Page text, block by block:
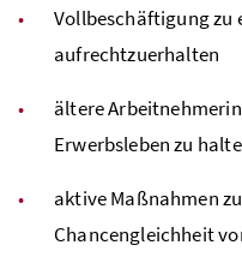
Vollbeschäftigung zu
aufrechtzuerhalten
ältere
Erwerbsleben zu
aktive Maßnahmen
Chancengleichheit